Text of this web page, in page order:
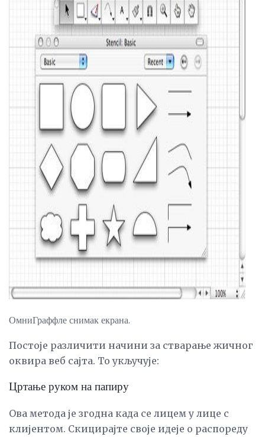
ad
ОмниГраффле снимак екрана.
Постоје различити начини за стварање жичног
оквира веб сајта. То укључује:
Цртање руком на папиру
Ова метода је згодна када се лицем у лице с
клијентом. Скицирајте своје идеје о распореду